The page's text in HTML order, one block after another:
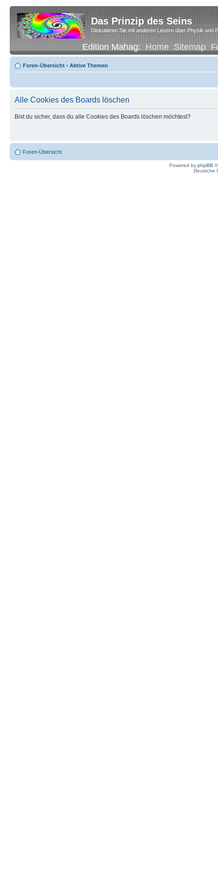
Das Prinzip des Seins
Diskutieren Sie mit anderen Lesern über Physik und
Edition Mahag:Home Sitemap
Foren-Übersicht • Aktive Themen
Alle Cookies des Boards löschen
Bist du sicher, dass du alle Cookies des Boards löschen möchtest?
Foren-Übersicht
Powered by phpBB
Deutsche